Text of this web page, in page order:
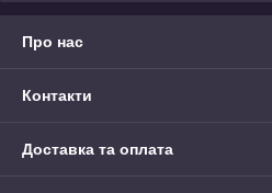
Про нас
Контакти
Доставка та оплата